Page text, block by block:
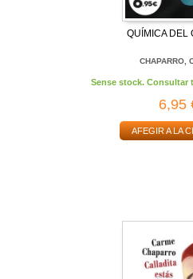
QUÍMICA DEL
CHAPARRO,
Sense stock. Consultar
6,95
AFEGIR A LA